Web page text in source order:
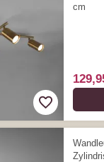
cm